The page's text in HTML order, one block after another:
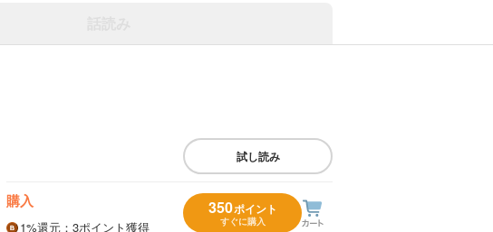
試し読み
購入
1%還元 ：3ポイント獲得
350ポイント
すぐに購入